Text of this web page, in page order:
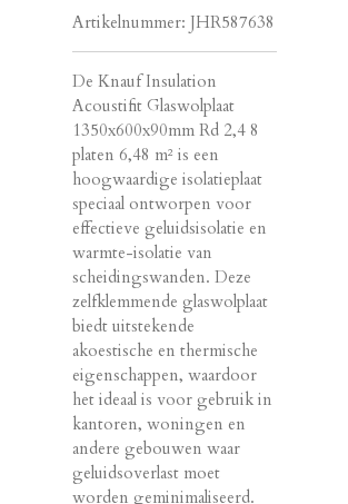
Artikelnummer: JHR587638
De Knauf Insulation
Acoustifit Glaswolplaat
1350x600x90mm Rd 2,4 8
platen 6,48 m² is een
hoogwaardige isolatieplaat
speciaal ontworpen voor
effectieve geluidsisolatie en
warmte-isolatie van
scheidingswanden. Deze
zelfklemmende glaswolplaat
biedt uitstekende
akoestische en thermische
eigenschappen, waardoor
het ideaal is voor gebruik in
kantoren, woningen en
andere gebouwen waar
geluidsoverlast moet
worden geminimaliseerd.